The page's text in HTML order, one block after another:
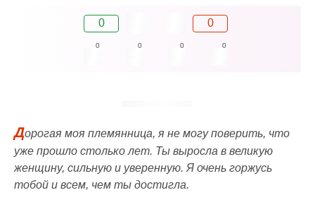
0 0
0 0 0 0
Дорогая моя племянница, я не могу поверить, что
уже прошло столько лет. Ты выросла в великую
женщину, сильную и уверенную. Я очень горжусь
тобой и всем, чем ты достигла.